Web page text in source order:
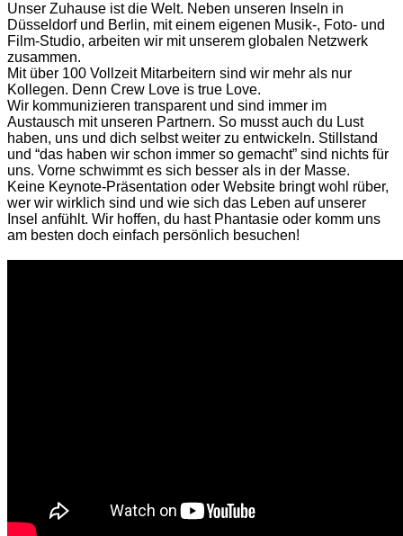
Unser Zuhause ist die Welt. Neben unseren Inseln in
Düsseldorf und Berlin, mit einem eigenen Musik-, Foto- und
Film-Studio, arbeiten wir mit unserem globalen Netzwerk
zusammen.
Mit über 100 Vollzeit Mitarbeitern sind wir mehr als nur
Kollegen. Denn Crew Love is true Love.
Wir kommunizieren transparent und sind immer im
Austausch mit unseren Partnern. So musst auch du Lust
haben, uns und dich selbst weiter zu entwickeln. Stillstand
und “das haben wir schon immer so gemacht” sind nichts für
uns. Vorne schwimmt es sich besser als in der Masse.
Keine Keynote-Präsentation oder Website bringt wohl rüber,
wer wir wirklich sind und wie sich das Leben auf unserer
Insel anfühlt. Wir hoffen, du hast Phantasie oder komm uns
am besten doch einfach persönlich besuchen!